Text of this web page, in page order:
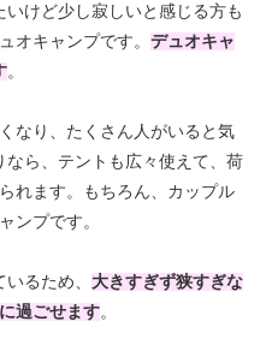
けど少し寂しいと感じる方も
オキャンプです。 デュオキャ
。
なり、たくさん人がいると気
ら、テントも広々使えて、荷
れます。もちろん、カップル
ンプです。
るため、 大きすぎず狭すぎな
に過ごせます。